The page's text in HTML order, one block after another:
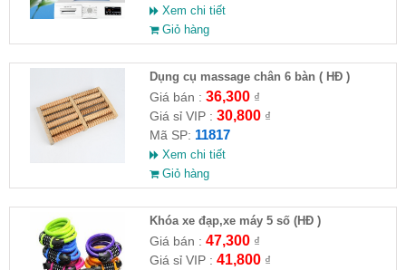
Xem chi tiết
Giỏ hàng
Dụng cụ massage chân 6 bàn ( HĐ )
Giá bán : 36,300₫
Giá sỉ VIP : 30,800₫
Mã SP: 11817
Xem chi tiết
Giỏ hàng
Khóa xe đạp,xe máy 5 số (HĐ )
Giá bán : 47,300₫
Giá sỉ VIP : 41,800₫